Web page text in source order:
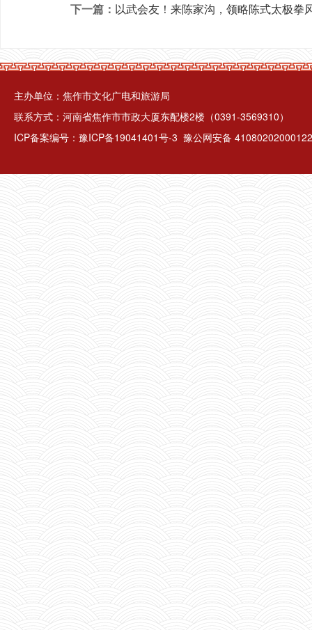
下一篇： 以武会友！来陈家沟，领略陈式太极拳
主办单位：焦作市文化广电和旅游局
联系方式：河南省焦作市市政大厦东配楼2楼（0391-3569310）
ICP备案编号： 豫ICP备19041401号-3 豫公网安备